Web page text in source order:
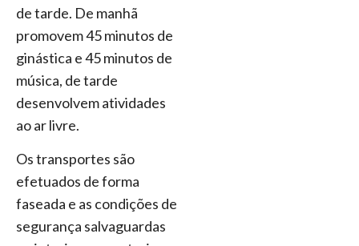
de tarde. De manhã
promovem 45 minutos de
ginástica e 45 minutos de
música, de tarde
desenvolvem atividades
ao ar livre.
Os transportes são
efetuados de forma
faseada e as condições de
segurança salvaguardas